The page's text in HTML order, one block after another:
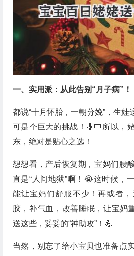
一、实用派：从此告别“月子病”！
都说“十月怀胎，一朝分娩”，生娃
可是个巨大的挑战！🤱🏻所以，
东，绝对是贴心之选！
想想看，产后恢复期，宝妈们腰
直是“人间地狱”啊！😭这时候，
能让宝妈们舒服不少！再或者
胶，补气血，改善睡眠，让宝妈
送这些，妥妥的“神助攻”！💪
当然，别忘了给小宝贝也准备点